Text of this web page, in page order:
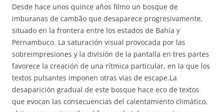
Desde hace unos quince años filmo un bosque de
imburanas de cambão que desaparece progresivamente,
situado en la frontera entre los estados de Bahía y
Pernambuco. La saturación visual provocada por las
sobreimpresiones y la división de la pantalla en tres partes
favorece la creación de una rítmica particular, en la que los
textos pulsantes imponen otras vías de escape.La
desaparición gradual de este bosque hace eco de textos
que evocan las consecuencias del calentamiento climático,